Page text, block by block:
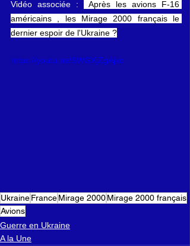
Vidéo associée :
Après les avions F-16
américains , les Mirage 2000 français le
dernier espoir de l'Ukraine ?
https://youtu.be/SWGXjZgAjkc
UkraineFranceMirage 2000Mirage 2000 français
Avions
Guerre en Ukraine
A la Une